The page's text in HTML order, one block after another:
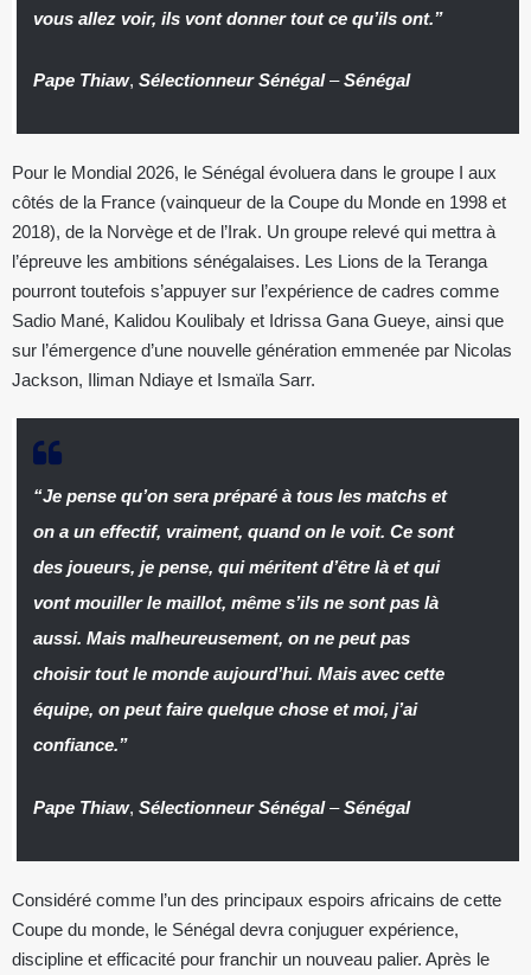
vous allez voir, ils vont donner tout ce qu’ils ont.”
Pape Thiaw, Sélectionneur Sénégal–Sénégal
Pour le Mondial 2026, le Sénégal évoluera dans le groupe I aux
côtés de la France (vainqueur de la Coupe du Monde en 1998 et
2018), de la Norvège et de l’Irak. Un groupe relevé qui mettra à
l’épreuve les ambitions sénégalaises. Les Lions de la Teranga
pourront toutefois s’appuyer sur l’expérience de cadres comme
Sadio Mané, Kalidou Koulibaly et Idrissa Gana Gueye, ainsi que
sur l’émergence d’une nouvelle génération emmenée par Nicolas
Jackson, Iliman Ndiaye et Ismaïla Sarr.
“Je pense qu’on sera préparé à tous les matchs et
on a un effectif, vraiment, quand on le voit. Ce sont
des joueurs, je pense, qui méritent d’être là et qui
vont mouiller le maillot, même s’ils ne sont pas là
aussi. Mais malheureusement, on ne peut pas
choisir tout le monde aujourd’hui. Mais avec cette
équipe, on peut faire quelque chose et moi, j’ai
confiance.”
Pape Thiaw, Sélectionneur Sénégal–Sénégal
Considéré comme l’un des principaux espoirs africains de cette
Coupe du monde, le Sénégal devra conjuguer expérience,
discipline et efficacité pour franchir un nouveau palier. Après le